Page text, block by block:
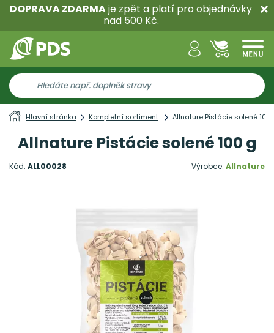
DOPRAVA ZDARMAje zpět a platí pro objednávky
nad 500 Kč.
Hlavní stránka Kompletní sortiment Allnature Pistácie solené 100
Allnature Pistácie solené 100 g
Kód: ALL00028 Výrobce: Allnature